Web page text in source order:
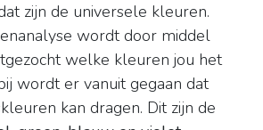
zijn de universele kleuren.
wordt door middel
welke kleuren jou het
wordt er vanuit gegaan dat
kan dragen. Dit zijn de